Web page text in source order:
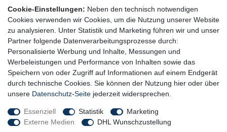
Widerrufsrecht
Bestellung widerrufen
Datenschutzerklärung
AGB
Impressum
Newsletter
Newsletter-Anmeldung
Cookie-Einstellungen: Neben den technisch notwendigen
Cookies verwenden wir Cookies, um die Nutzung unserer Website
zu analysieren. Unter Statistik und Marketing führen wir und unser
Partner folgende Datenverarbeitungsprozesse durch:
Personalisierte Werbung und Inhalte, Messungen und
Werbeleistungen und Performance von Inhalten sowie das
Speichern von oder Zugriff auf Informationen auf einem Endgerät
durch technische Cookies. Sie können der Nutzung hier oder über
unsere Datenschutz-Seite jederzeit widersprechen.
Essenziell Statistik
Marketing
Externe Medien
DHL Wunschzustellung